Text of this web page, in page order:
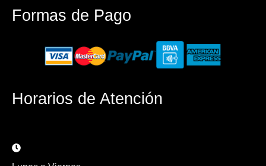
Formas de Pago
Horarios de Atención